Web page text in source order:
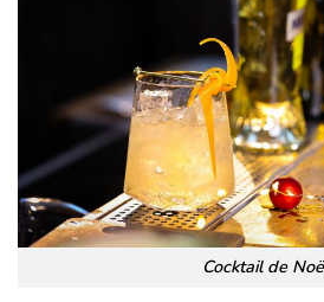
Cocktail de